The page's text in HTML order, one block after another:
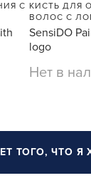
С КИСТЬ ДЛЯ
ВОЛОС С
ММ
SensiDO
logo
Нет в
ТОГО, ЧТО Я